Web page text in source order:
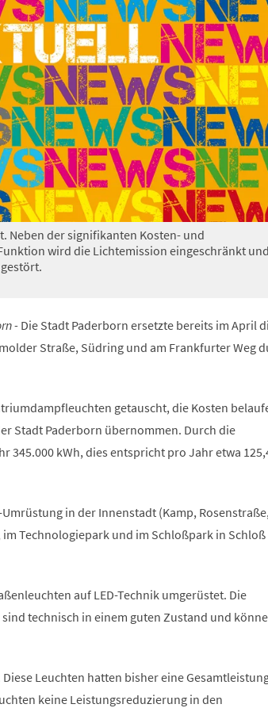
Neben der signifikanten Kosten- und
wird die Lichtemission eingeschränkt und
- Die Stadt Paderborn ersetzte bereits im April
Straße, Südring und am Frankfurter Weg
getauscht, die Kosten
Stadt Paderborn übernommen. Durch die
345.000 kWh, dies entspricht pro Jahr etwa
in der Innenstadt (Kamp,
Technologiepark und im Schloßpark in Schloß
auf LED-Technik umgerüstet. Die
technisch in einem guten Zustand und
Leuchten hatten bisher eine
keine Leistungsreduzierung in den